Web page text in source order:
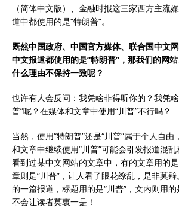
（简体中文版）、金融时报这三家西方主流
道中都使用的是“特朗普”。
既然中国政府、中国官方媒体、联合国中文
中文报道都使用的是“特朗普”，那我们的网
什么理由不保持一致呢？
也许有人会反问：我凭啥非得听你的？我凭
普”呢？在媒体和文章中使用“川普”不行吗？
当然，使用“特朗普”还是“川普”属于个人自
和文章中继续使用“川普”可能会引发报道混
看到过某中文网站的文章中，有的文章用的
章则是“川普”，让人看了眼花缭乱，是非莫
的一篇报道，标题用的是“川普”，文内则用的
不会让读者莫衷一是！